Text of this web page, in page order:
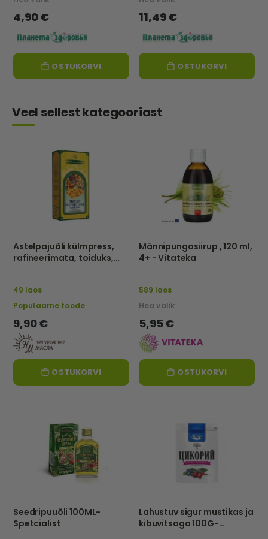
4,90 €
OSTUKORVI
11,49 €
OSTUKORVI
Veel sellest kategooriast
Astelpajuõli külmpress,
rafineerimata, toiduks,
49 laos
Populaarne toode
9,90 €
OSTUKORVI
Männipungasiirup , 120 ml,
4+ - Vitateka
589 laos
Hea valik
5,95 €
OSTUKORVI
Seedripuuõli 100ML-
Spetcialist
Lahustuv sigur mustikas ja
kibuvitsaga 100G-